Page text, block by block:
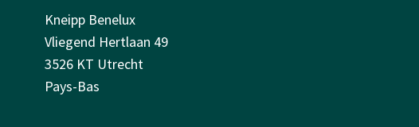
Kneipp Benelux
Vliegend Hertlaan 49
3526 KT Utrecht
Pays-Bas